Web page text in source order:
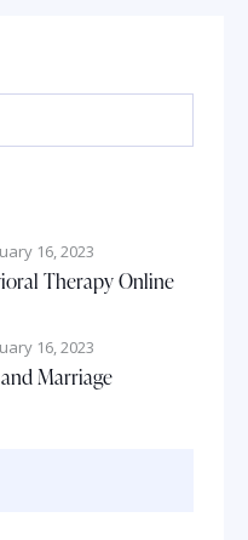
16, 2023
Therapy Online
16, 2023
Marriage